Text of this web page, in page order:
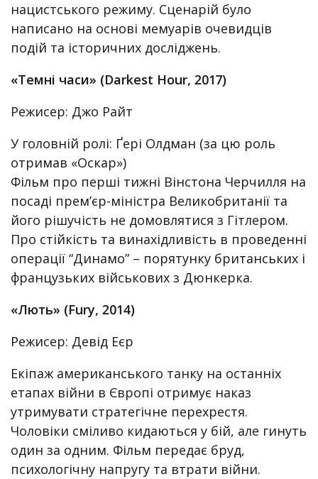
нацистського режиму. Сценарій було
написано на основі мемуарів очевидців
подій та історичних досліджень.
«Темні часи» (Darkest Hour, 2017)
Режисер: Джо Райт
У головній ролі: Ґері Олдман (за цю роль
отримав «Оскар»)
Фільм про перші тижні Вінстона Черчилля на
посаді прем’єр-міністра Великобританії та
його рішучість не домовлятися з Гітлером.
Про стійкість та винахідливість в проведенні
операції “Динамо” – порятунку британських і
французьких військових з Дюнкерка.
«Лють» (Fury, 2014)
Режисер: Девід Еєр
Екіпаж американського танку на останніх
етапах війни в Європі отримує наказ
утримувати стратегічне перехрестя.
Чоловіки сміливо кидаються у бій, але гинуть
один за одним. Фільм передає бруд,
психологічну напругу та втрати війни.